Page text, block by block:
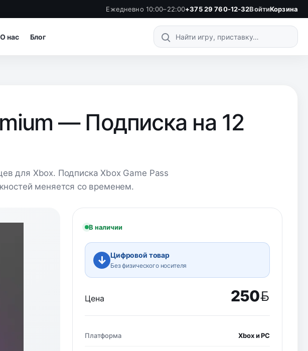
Ежедневно 10:00–22:00+375 29 760-12-32ВойтиКорзина
О нас Блог
Поиск по каталогу
— Подписка на 12
для Xbox. Подписка Xbox Game Pass
меняется со временем.
В наличии
↓ Цифровой товар
Без физического носителя
Цена 250
BYN
Платформа Xbox и PC